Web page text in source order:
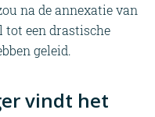
na de annexatie van
tot een drastische
geleid.
vindt het